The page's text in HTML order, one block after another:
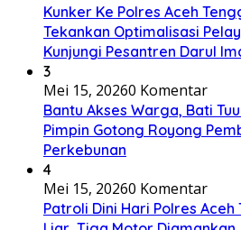
Kunker Ke Polres Aceh
Tekankan Optimalisasi
Kunjungi Pesantren Darul
3
Mei 15, 20260 Komentar
Bantu Akses Warga, Bati
Pimpin Gotong Royong
Perkebunan
4
Mei 15, 20260 Komentar
Patroli Dini Hari Polres Aceh